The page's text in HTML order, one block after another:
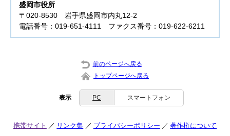
盛岡市役所
〒020-8530 岩手県盛岡市内丸12-2
電話番号：019-651-4111 ファクス番号：019-622-6211
前のページへ戻る
トップページへ戻る
表示 PC スマートフォン
携帯サイト リンク集 プライバシーポリシー 著作権について